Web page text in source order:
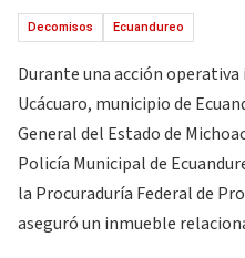
Decomisos Ecuandureo
Durante una acción
Ucácuaro, municipio de
General del Estado de
Policía Municipal de
la Procuraduría Federal de
aseguró un inmueble